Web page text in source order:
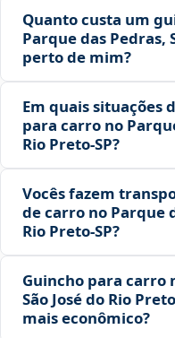
Quanto custa um
Parque das Pedras,
perto de mim?
Em quais situações
para carro no
Rio Preto‑SP?
Vocês fazem
de carro no Parque
Rio Preto‑SP?
Guincho para carro
São José do Rio
mais econômico?